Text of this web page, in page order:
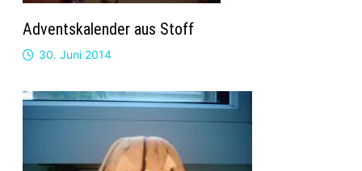
Adventskalender aus Stoff
30. Juni 2014